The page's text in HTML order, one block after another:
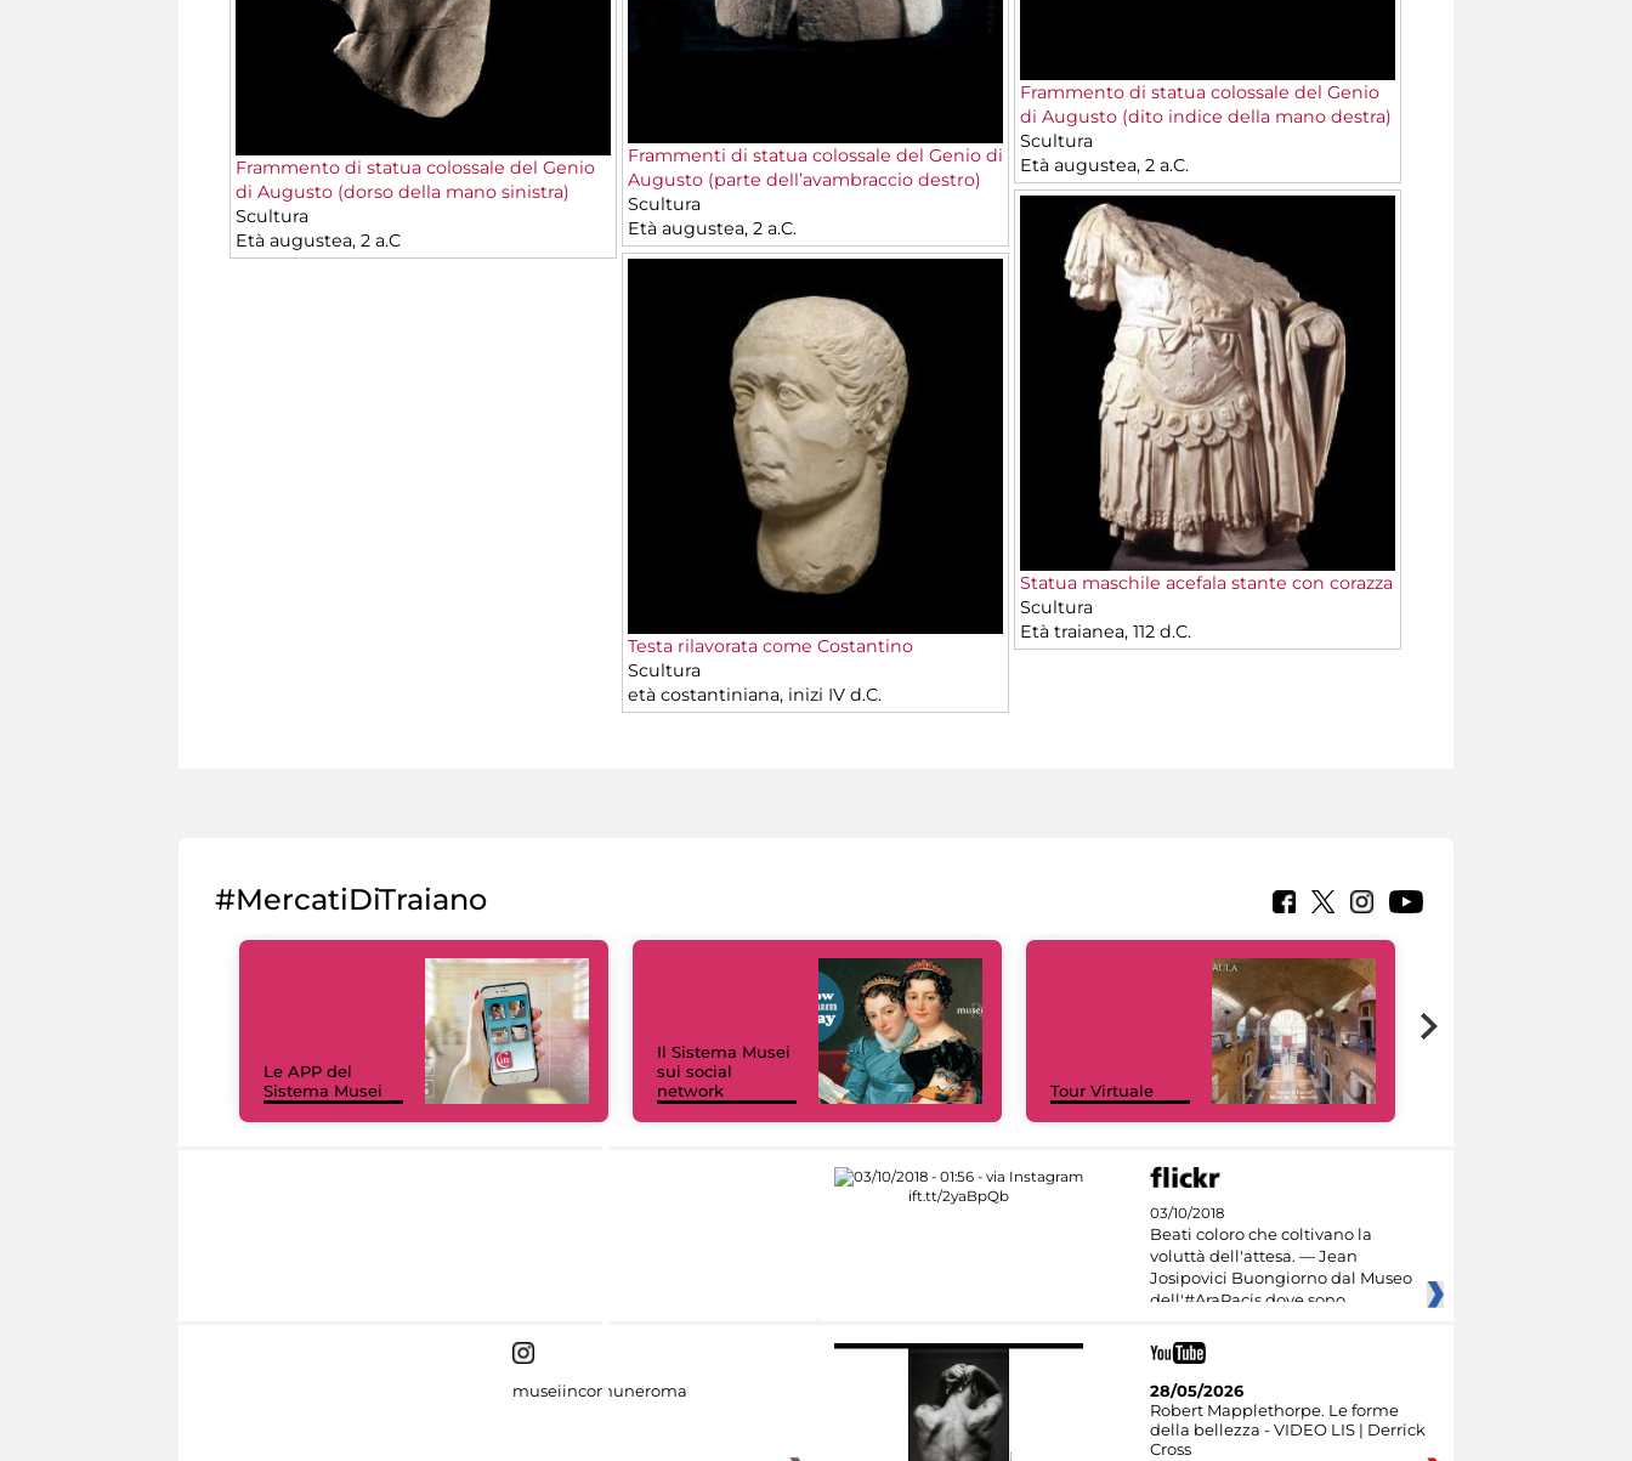
Frammento di statua colossale del Genio
di Augusto (dorso della mano sinistra)
Scultura
Età augustea, 2 a.C
Frammenti di statua colossale del Genio di
Augusto (parte dell’avambraccio destro)
Scultura
Età augustea, 2 a.C.
Frammento di statua colossale del Genio
di Augusto (dito indice della mano destra)
Scultura
Età augustea, 2 a.C.
Statua maschile acefala stante con corazza
Scultura
Età traianea, 112 d.C.
Testa rilavorata come Costantino
Scultura
età costantiniana, inizi IV d.C.
#MercatiDiTraiano
Le APP del
Sistema Musei
Il Sistema Musei
sui social
network
Tour Virtuale
03/10/2018
Beati coloro che coltivano la
voluttà dell'attesa. — Jean
Josipovici Buongiorno dal Museo
dell'#AraPacis dove sono
museiincomuneroma
28/05/2026
Robert Mapplethorpe. Le forme
della bellezza - VIDEO LIS | Derrick
Cross